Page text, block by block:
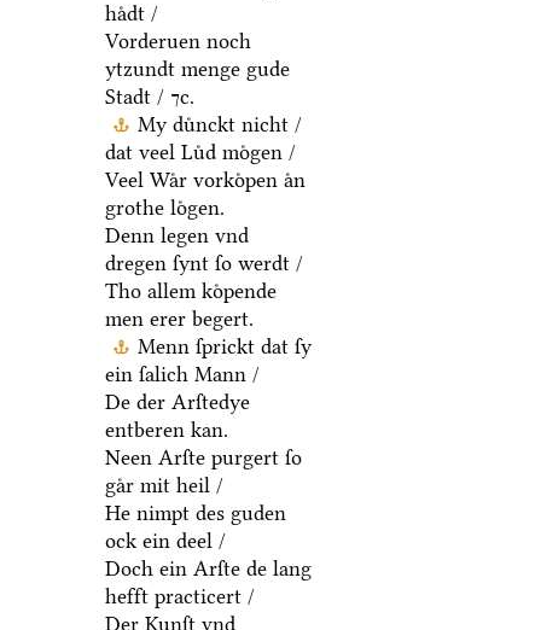
haͤdt /
Vorderuen noch
ytzundt menge gude
Stadt / ⁊c.
My duͤnckt nicht /
dat veel Luͤd moͤgen /
Veel Waͤr vorkoͤpen aͤn
grothe loͤgen.
Denn legen vnd
dregen ſynt ſo werdt /
Tho allem koͤpende
men erer begert.
Menn ſprickt dat ſy
ein ſalich Mann /
De der Arſtedye
entberen kan.
Neen Arſte purgert ſo
gaͤr mit heil /
He nimpt des guden
ock ein deel /
Doch ein Arſte de lang
hefft practicert /
Der Kunſt vnd